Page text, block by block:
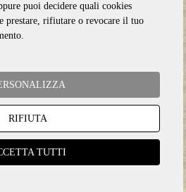
€21.50
puoi decidere quali cookies
prestare, rifiutare o revocare il tuo
RIFIUTA
TUTTI